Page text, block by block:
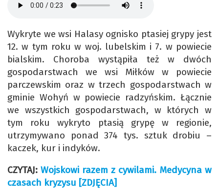
Wykryte we wsi Halasy ognisko ptasiej grypy jest
12. w tym roku w woj. lubelskim i 7. w powiecie
bialskim. Choroba wystąpiła też w dwóch
gospodarstwach we wsi Miłków w powiecie
parczewskim oraz w trzech gospodarstwach w
gminie Wohyń w powiecie radzyńskim. Łącznie
we wszystkich gospodarstwach, w których w
tym roku wykryto ptasią grypę w regionie,
utrzymywano ponad 374 tys. sztuk drobiu –
kaczek, kur i indyków.
CZYTAJ: Wojskowi razem z cywilami. Medycyna w
czasach kryzysu [ZDJĘCIA]